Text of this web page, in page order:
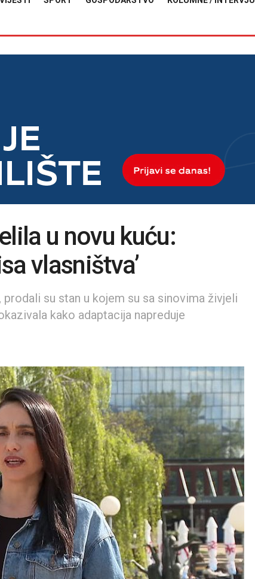
u novu kuću:
vlasništva’
su stan u kojem su sa sinovima živjeli
kako adaptacija napreduje